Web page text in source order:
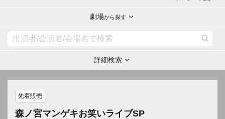
劇場から探す
詳細検索
先着販売
森ノ宮マンゲキお笑いライブSP